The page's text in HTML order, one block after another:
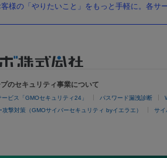
客様の「やりたいこと」をもっと手軽に。各サ
のセキュリティ事業について
ビス「GMOセキュリティ24」 パスワード漏洩診断
攻撃対策（GMOサイバーセキュリティ byイエラエ） サイ